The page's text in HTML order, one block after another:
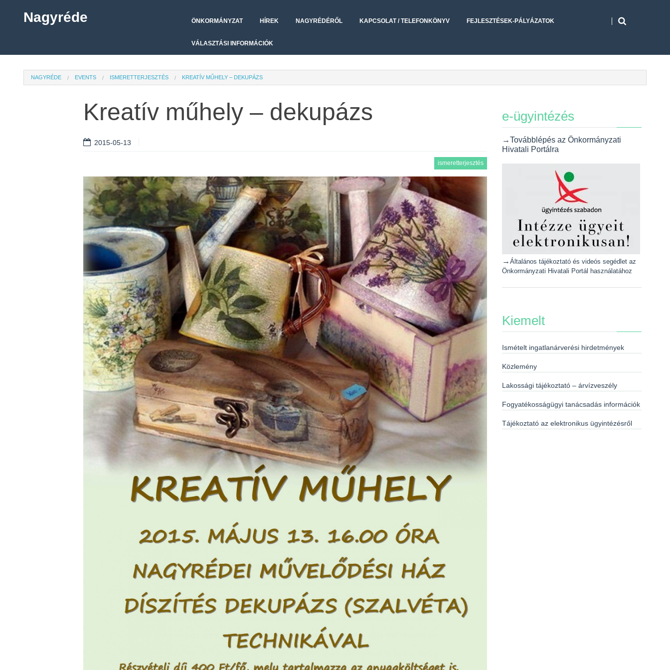
Nagyréde ÖNKORMÁNYZAT HÍREK NAGYRÉDÉRŐL KAPCSOLAT / TELEFONKÖNYV FEJLESZTÉSEK-PÁLYÁZATOK
VÁLASZTÁSI INFORMÁCIÓK
NAGYRÉDE EVENTS ISMERETTERJESZTÉS KREATÍV MŰHELY – DEKUPÁZS
Kreatív műhely – dekupázs
2015-05-13
ismeretterjesztés
e-ügyintézés
→Továbblépés az Önkormányzati
Hivatali Portálra
→ Általános tájékoztató és videós segédlet az
Önkormányzati Hivatali Portál használatához
Kiemelt
Ismételt ingatlanárverési hirdetmények
Közlemény
Lakossági tájékoztató – árvízveszély
Fogyatékosságügyi tanácsadás információk
Tájékoztató az elektronikus ügyintézésről